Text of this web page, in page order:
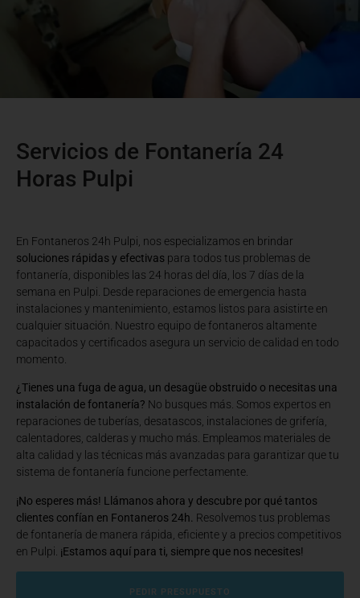
Servicios de Fontanería 24
Horas Pulpi
En Fontaneros 24h Pulpi , nos especializamos en brindar
soluciones rápidas y efectivas para todos tus problemas de
fontanería, disponibles las 24 horas del día, los 7 días de la
semana en Pulpi. Desde reparaciones de emergencia hasta
instalaciones y mantenimiento, estamos listos para asistirte en
cualquier situación. Nuestro equipo de fontaneros altamente
capacitados y certificados asegura un servicio de calidad en todo
momento.
¿Tienes una fuga de agua, un desagüe obstruido o necesitas una
instalación de fontanería? No busques más. Somos expertos en
reparaciones de tuberías, desatascos, instalaciones de grifería,
calentadores, calderas y mucho más. Empleamos materiales de
alta calidad y las técnicas más avanzadas para garantizar que tu
sistema de fontanería funcione perfectamente.
¡No esperes más! Llámanos ahora y descubre por qué tantos
clientes confían en Fontaneros 24h. Resolvemos tus problemas
de fontanería de manera rápida, eficiente y a precios competitivos
en Pulpi. ¡Estamos aquí para ti, siempre que nos necesites!
PEDIR PRESUPUESTO